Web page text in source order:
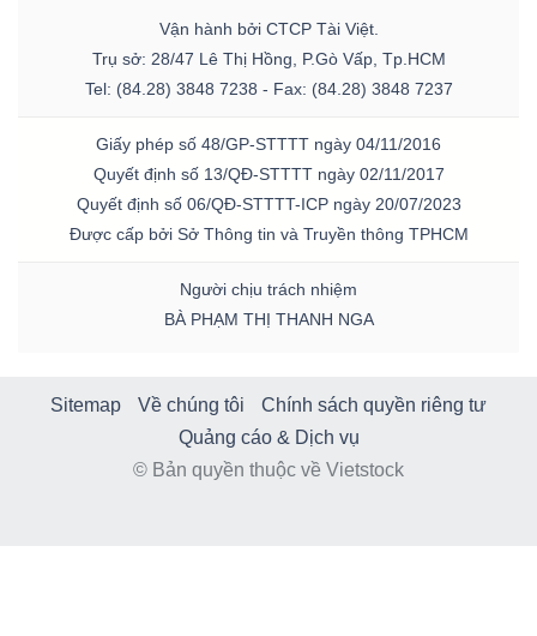
Vận hành bởi CTCP Tài Việt.
Trụ sở: 28/47 Lê Thị Hồng, P.Gò Vấp, Tp.HCM
Tel: (84.28) 3848 7238 - Fax: (84.28) 3848 7237
Giấy phép số 48/GP-STTTT ngày 04/11/2016
Quyết định số 13/QĐ-STTTT ngày 02/11/2017
Quyết định số 06/QĐ-STTTT-ICP ngày 20/07/2023
Được cấp bởi Sở Thông tin và Truyền thông TPHCM
Người chịu trách nhiệm
BÀ PHẠM THỊ THANH NGA
Sitemap Về chúng tôi
Chính sách quyền riêng tư
Quảng cáo & Dịch vụ
© Bản quyền thuộc về Vietstock